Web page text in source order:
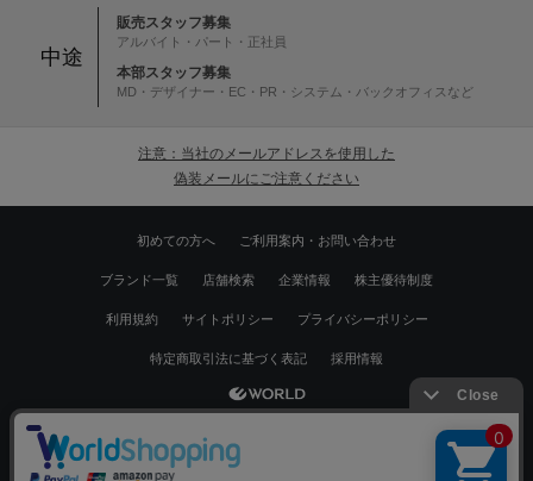
絞り込む
中途
販売スタッフ募集
アルバイト・パート・正社員
本部スタッフ募集
MD・デザイナー・EC・PR・システム・バックオフィスなど
注意：当社のメールアドレスを使用した
偽装メールにご注意ください
初めての方へ ご利用案内・お問い合わせ
ブランド一覧 店舗検索 企業情報 株主優待制度
利用規約 サイトポリシー プライバシーポリシー
特定商取引法に基づく表記 採用情報